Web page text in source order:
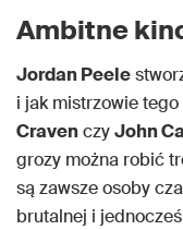
Ambitne
Jordan Peele
i jak mistrzowie
CravenczyJohn
grozy można robić
są zawsze osoby
brutalnej i